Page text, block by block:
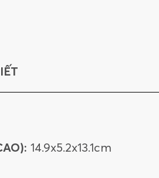
14.9x5.2x13.1cm